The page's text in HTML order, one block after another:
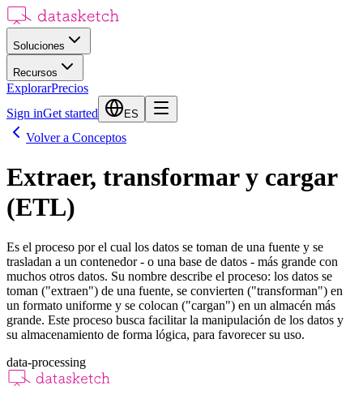
Soluciones
Recursos
ExplorarPrecios
Sign inGet started ES
Volver a Conceptos
Extraer, transformar y cargar
(ETL)
Es el proceso por el cual los datos se toman de una fuente y se
trasladan a un contenedor - o una base de datos - más grande con
muchos otros datos. Su nombre describe el proceso: los datos se
toman ("extraen") de una fuente, se convierten ("transforman") en
un formato uniforme y se colocan ("cargan") en un almacén más
grande. Este proceso busca facilitar la manipulación de los datos y
su almacenamiento de forma lógica, para favorecer su uso.
data-processing